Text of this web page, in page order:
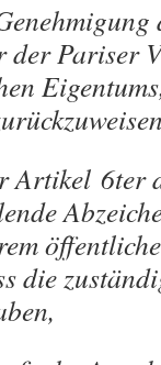
Pariser
Artikel 6ter
die